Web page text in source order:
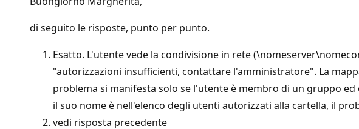
d
r
e
u
t
a
i
n
di seguito le risposte, punto per punto.
Esatto. L'utente vede la condivisione in rete
"autorizzazioni insufficienti, contattare l'amministratore". La
problema si manifesta solo se l'utente è membro di un gruppo
il suo nome è nell'elenco degli utenti autorizzati alla cartella, il
vedi risposta precedente